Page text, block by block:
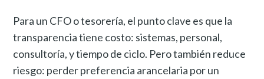
Para un CFO o tesorería, el punto clave es que la
transparencia tiene costo: sistemas, personal,
consultoría, y tiempo de ciclo. Pero también reduce
riesgo: perder preferencia arancelaria por un